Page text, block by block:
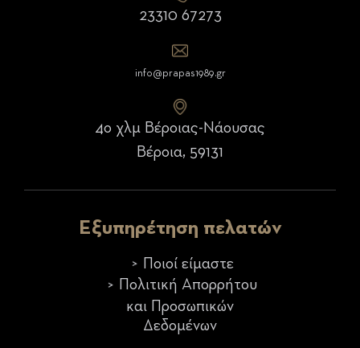
23310 67273
info@prapas1989.gr
4ο χλμ Βέροιας-Νάουσας
Βέροια, 59131
Εξυπηρέτηση πελατών
Ποιοί είμαστε
Πολιτική Απορρήτου
και Προσωπικών
Δεδομένων